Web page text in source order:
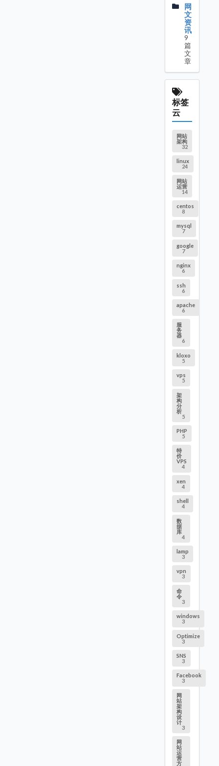
网
文
资
讯
9
篇
文
章
标签
云
网站
架构
32
linux
24
网站
运营
14
centos
8
mysql
7
google
7
nginx
6
ssh
6
apache
6
服
务
器
6
kloxo
5
vps
5
架
构
分
析
5
PHP
5
特
价
VPS
4
xen
4
shell
4
数
据
库
4
lamp
3
vpn
3
命
令
3
windows
3
Optimize
3
SNS
3
Facebook
3
网
站
架
构
设
计
3
网
站
运
营
方